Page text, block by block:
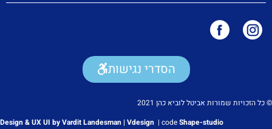
הסדרי נגישות
© כל הזכויות שמורות אביטל לוביא כהן 2021
Design & UX UI by Vardit Landesman | Vdesign | codeShape-studio